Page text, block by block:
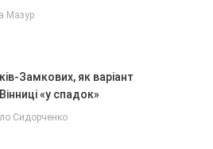
Мазур
Замкових, як варіант
«у спадок»
Сидорченко